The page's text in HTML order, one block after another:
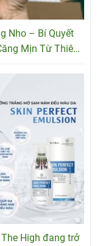
Nho – Bí Quyết
Mịn Từ Thiên
High đang trở